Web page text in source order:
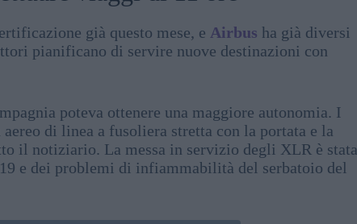
già questo mese, e Airbus ha già diversi
pianificano di servire nuove destinazioni con
poteva ottenere una maggiore autonomia. I
di linea a fusoliera stretta con la portata e la
il notiziario. La messa in servizio degli XLR è stata
e dei problemi di infiammabilità del serbatoio del